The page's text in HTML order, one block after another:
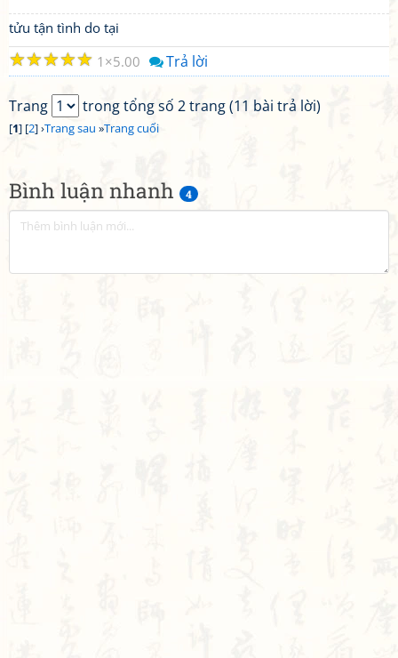
Bình luận nhanh 4
tửu tận tình do tại
☆
☆
☆
☆
☆ 1 5.00 Trả lời
Trang trong tổng số 2 trang (11 bài trả lời)
[1] [2] ›Trang sau »Trang cuối